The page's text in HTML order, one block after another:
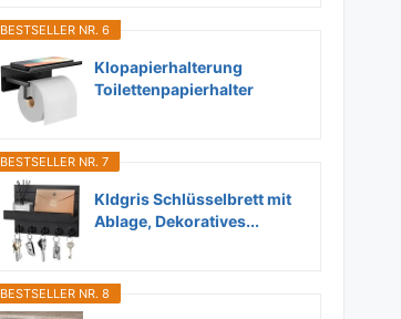
BESTSELLER NR. 6
Klopapierhalterung
Toilettenpapierhalter
BESTSELLER NR. 7
Kldgris Schlüsselbrett mit
Ablage, Dekoratives...
BESTSELLER NR. 8